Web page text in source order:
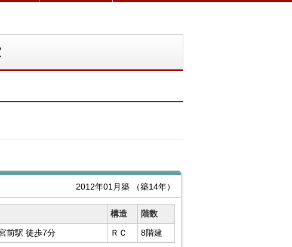
2012年01月築 （築14年）
構造
階数
前駅 徒歩7分 ＲＣ 8階建